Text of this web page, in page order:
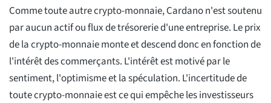
Comme toute autre crypto-monnaie, Cardano n'est soutenu
par aucun actif ou flux de trésorerie d'une entreprise. Le prix
de la crypto-monnaie monte et descend donc en fonction de
l'intérêt des commerçants. L'intérêt est motivé par le
sentiment, l'optimisme et la spéculation. L'incertitude de
toute crypto-monnaie est ce qui empêche les investisseurs